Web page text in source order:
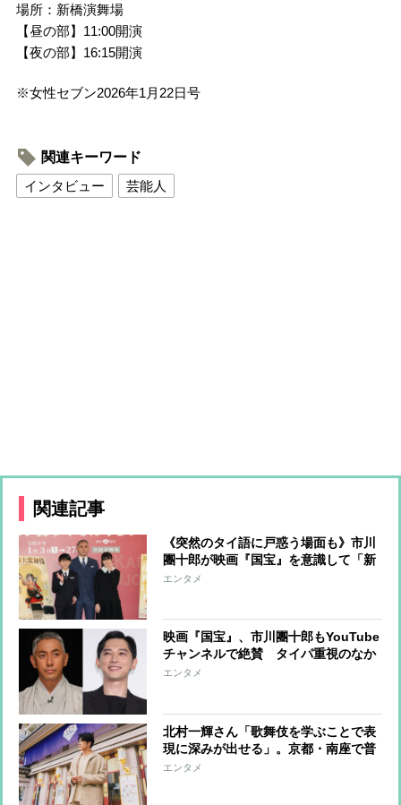
場所：新橋演舞場
【昼の部】11:00開演
【夜の部】16:15開演
※女性セブン2026年1月22日号
関連キーワード
インタビュー
芸能人
関連記事
《突然のタイ語に戸惑う場面も》市川
團十郎が映画『国宝』を意識して「新
春歌舞伎」の意気込み語る「いまなら
エンタメ
映画『国宝』、市川團十郎もYouTube
チャンネルで絶賛 タイパ重視のなか
で上映時間3時間、“時代逆行”ヒット
エンタメ
北村一輝さん「歌舞伎を学ぶことで表
現に深みが出せる」。京都・南座で普
段は立ち入れないけれど、どうしても
エンタメ